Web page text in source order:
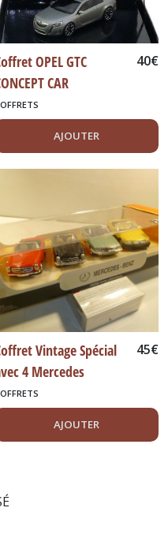
OPEL GTC
CAR
GENEVE
40€
AJOUTER
Vintage Spécial
4 Mercedes
45€
AJOUTER